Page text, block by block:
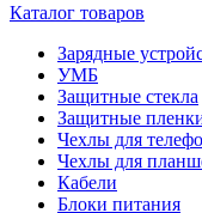
Каталог товаров
Зарядные
УМБ
Защитные стекла
Защитные
Чехлы для
Чехлы для
Кабели
Блоки питания